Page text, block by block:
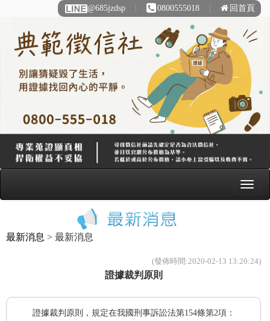
@685jzdsp 0800555018 回首頁
最新消息 > 最新消息
(發佈時間:2020-02-13 13:20:24)
證據裁判原則
證據裁判原則，規定在我國刑事訴訟法第154條第2項：